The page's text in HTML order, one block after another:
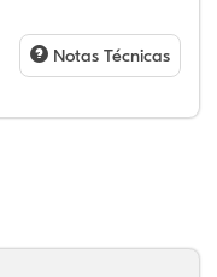
Notas Técnicas